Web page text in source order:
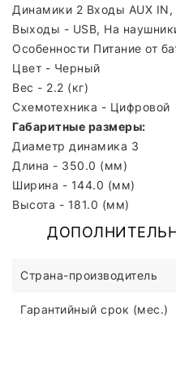
Динамики 2 Входы AUX IN,
Выходы - USB, На
Особенности Питание от
Цвет - Черный
Вес - 2.2 (кг)
Схемотехника - Цифровой
Габаритные размеры:
Диаметр динамика 3
Длина - 350.0 (мм)
Ширина - 144.0 (мм)
Высота - 181.0 (мм)
Страна-производитель
Гарантийный срок (мес.)